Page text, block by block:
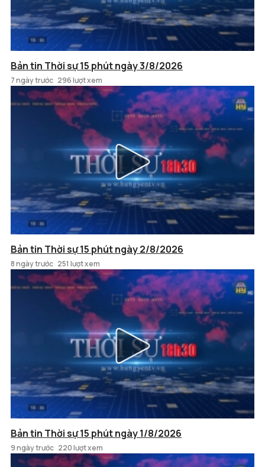
Bản tin Thời sự 15 phút ngày 3/8/2026
7 ngày trước 296 lượt xem
Bản tin Thời sự 15 phút ngày 2/8/2026
8 ngày trước 251 lượt xem
Bản tin Thời sự 15 phút ngày 1/8/2026
9 ngày trước 220 lượt xem